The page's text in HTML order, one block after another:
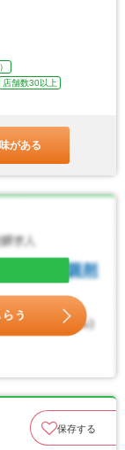
店舗数30以上
がある
保存する